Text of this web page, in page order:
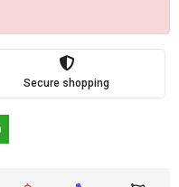
Secure shopping